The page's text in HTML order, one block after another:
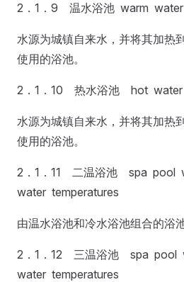
2．1．9 温水浴池 warm
水源为城镇自来水，并将其加
使用的浴池。
2．1．10 热水浴池 hot
水源为城镇自来水，并将其加
使用的浴池。
2．1．11 二温浴池 spa pool
water temperatures
由温水浴池和冷水浴池组合的浴池
2．1．12 三温浴池 spa pool
water temperatures